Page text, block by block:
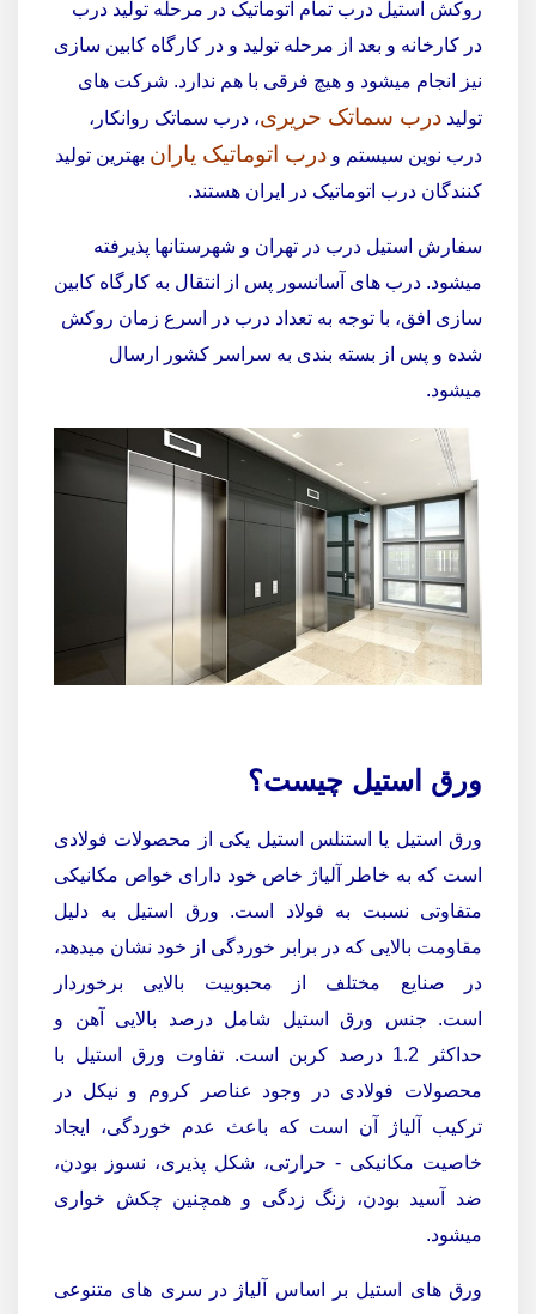
روکش استیل درب تمام اتوماتیک در مرحله تولید درب
در کارخانه و بعد از مرحله تولید و در کارگاه کابین سازی
نیز انجام میشود و هیچ فرقی با هم ندارد. شرکت های
تولید درب سماتک حریری، درب سماتک روانکار،
درب نوین سیستم و درب اتوماتیک یاران بهترین تولید
کنندگان درب اتوماتیک در ایران هستند.
سفارش استیل درب در تهران و شهرستانها پذیرفته
میشود. درب های آسانسور پس از انتقال به کارگاه کابین
سازی افق، با توجه به تعداد درب در اسرع زمان روکش
شده و پس از بسته بندی به سراسر کشور ارسال
میشود.
ورق استیل چیست؟
ورق استیل یا استنلس استیل یکی از محصولات فولادی
است که به خاطر آلیاژ خاص خود دارای خواص مکانیکی
متفاوتی نسبت به فولاد است. ورق استیل به دلیل
مقاومت بالایی که در برابر خوردگی از خود نشان میدهد،
در صنایع مختلف از محبوبیت بالایی برخوردار
است. جنس ورق استیل شامل درصد بالایی آهن و
حداکثر 1.2 درصد کربن است. تفاوت ورق استیل با
محصولات فولادی در وجود عناصر کروم و نیکل در
ترکیب آلیاژ آن است که باعث عدم خوردگی، ایجاد
خاصیت مکانیکی - حرارتی، شکل پذیری، نسوز بودن،
ضد آسید بودن، زنگ زدگی و همچنین چکش خواری
میشود.
ورق های استیل بر اساس آلیاژ در سری های متنوعی